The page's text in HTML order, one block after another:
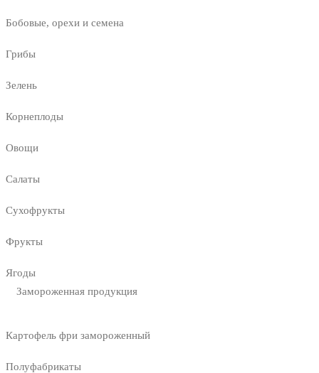
Бобовые, орехи и семена
Грибы
Зелень
Корнеплоды
Овощи
Салаты
Сухофрукты
Фрукты
Ягоды
Замороженная продукция
Картофель фри замороженный
Полуфабрикаты